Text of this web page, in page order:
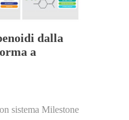
dalla
a
sistema Milestone